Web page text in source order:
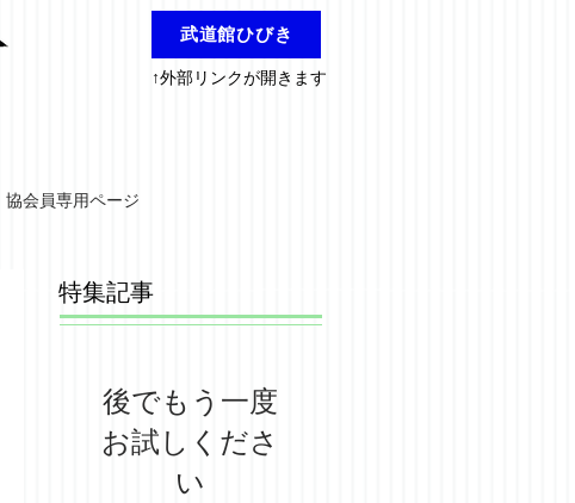
武道館ひびき
↑外部リンクが開きます
協会員専用ページ
特集記事
後でもう一度
お試しくださ
い